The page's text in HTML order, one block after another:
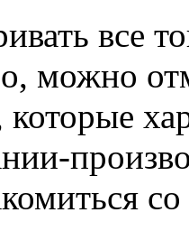
все
можно